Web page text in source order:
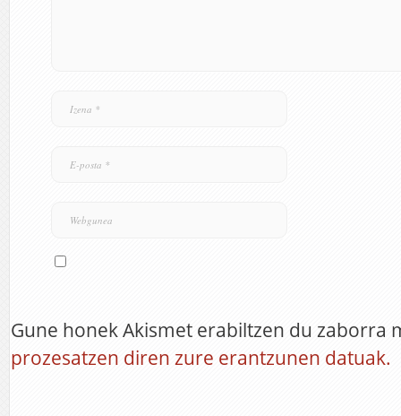
Gune honek Akismet erabiltzen du zaborra
prozesatzen diren zure erantzunen datuak.